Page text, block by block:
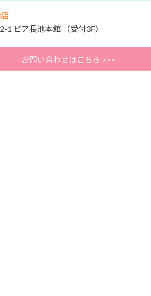
1 ビア長池本館 （受付3F）
お問い合わせはこちら >>>